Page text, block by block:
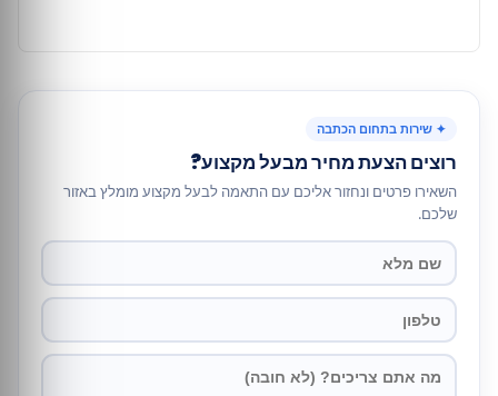
✦ שירות בתחום הכתבה
רוצים הצעת מחיר מבעל מקצוע?
השאירו פרטים ונחזור אליכם עם התאמה לבעל מקצוע מומלץ באזור
שלכם.